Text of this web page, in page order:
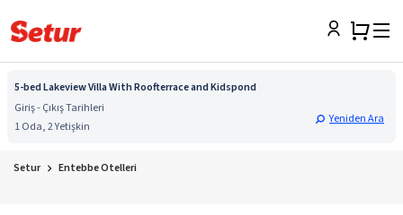
5-bed Lakeview Villa With Roofterrace and Kidspond
Giriş - Çıkış Tarihleri
1 Oda, 2 Yetişkin
Yeniden Ara
Setur Entebbe Otelleri